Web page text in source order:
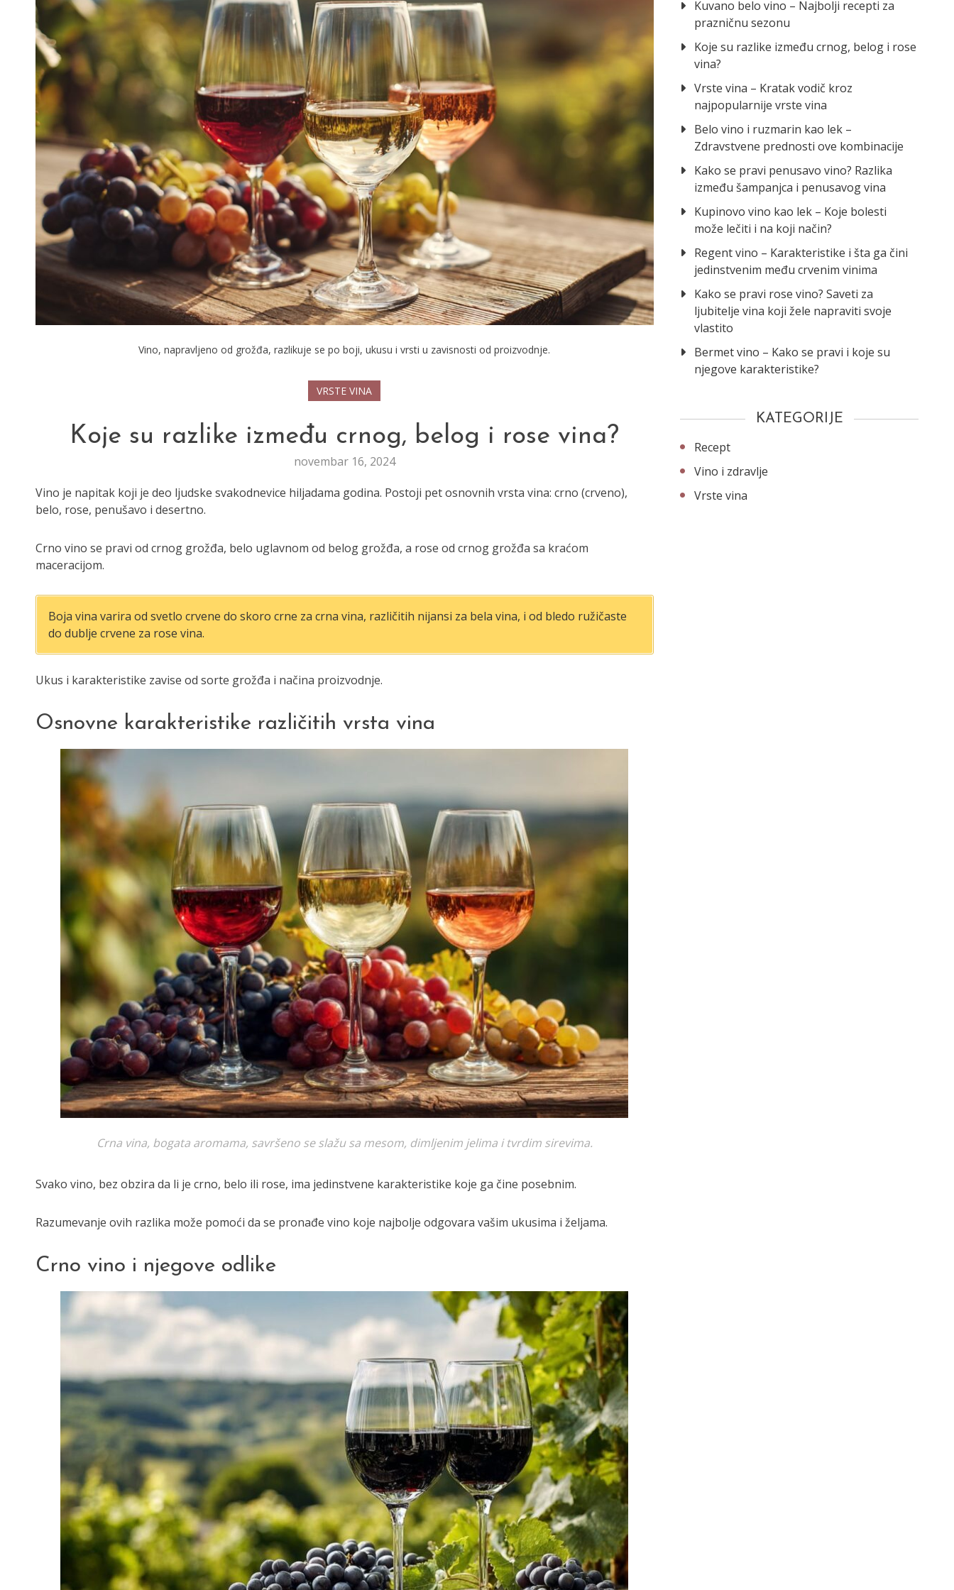
Vino, napravljeno od grožđa, razlikuje se po boji, ukusu i vrsti u zavisnosti od proizvodnje.
VRSTE VINA
Koje su razlike između crnog, belog i rose vina?
novembar 16, 2024
Vino je napitak koji je deo ljudske svakodnevice hiljadama godina. Postoji pet osnovnih vrsta vina: crno (crveno),
belo, rose, penušavo i desertno.
Crno vino se pravi od crnog grožđa, belo uglavnom od belog grožđa, a rose od crnog grožđa sa kraćom
maceracijom.
Boja vina varira od svetlo crvene do skoro crne za crna vina, različitih nijansi za bela vina, i od bledo ružičaste
do dublje crvene za rose vina.
Ukus i karakteristike zavise od sorte grožđa i načina proizvodnje.
Osnovne karakteristike različitih vrsta vina
Crna vina, bogata aromama, savršeno se slažu sa mesom, dimljenim jelima i tvrdim sirevima.
Svako vino, bez obzira da li je crno, belo ili rose, ima jedinstvene karakteristike koje ga čine posebnim.
Razumevanje ovih razlika može pomoći da se pronađe vino koje najbolje odgovara vašim ukusima i željama.
Crno vino i njegove odlike
Kuvano belo vino – Najbolji recepti za
prazničnu sezonu
Koje su razlike između crnog, belog i rose
vina?
Vrste vina – Kratak vodič kroz
najpopularnije vrste vina
Belo vino i ruzmarin kao lek –
Zdravstvene prednosti ove kombinacije
Kako se pravi penusavo vino? Razlika
između šampanjca i penusavog vina
Kupinovo vino kao lek – Koje bolesti
može lečiti i na koji način?
Regent vino – Karakteristike i šta ga čini
jedinstvenim među crvenim vinima
Kako se pravi rose vino? Saveti za
ljubitelje vina koji žele napraviti svoje
vlastito
Bermet vino – Kako se pravi i koje su
njegove karakteristike?
KATEGORIJE
Recept
Vino i zdravlje
Vrste vina